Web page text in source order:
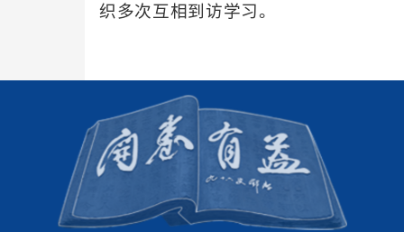
织多次互相到访学习。